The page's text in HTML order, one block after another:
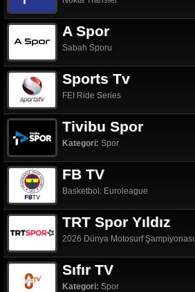
A Spor
Sabah Sporu
Sports Tv
FEI Ride Series
Tivibu Spor
Kategori: Spor
FB TV
Basketbol: Euroleague
TRT Spor Yıldız
2026 Dünya Motosurf Şampiyonası
Sıfır TV
Kategori: Spor